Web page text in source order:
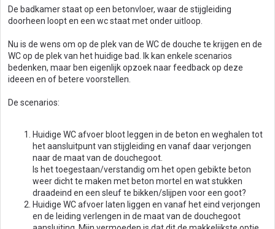
De badkamer staat op een betonvloer, waar de stijgleiding
doorheen loopt en een wc staat met onder uitloop.
Nu is de wens om op de plek van de WC de douche te krijgen en de
WC op de plek van het huidige bad. Ik kan enkele scenarios
bedenken, maar ben eigenlijk opzoek naar feedback op deze
ideeen en of betere voorstellen.
De scenarios:
Huidige WC afvoer bloot leggen in de beton en weghalen tot
het aansluitpunt van stijgleiding en vanaf daar verjongen
naar de maat van de douchegoot.
Is het toegestaan/verstandig om het open gebikte beton
weer dicht te maken met beton mortel en wat stukken
draadeind en een sleuf te bikken/slijpen voor een goot?
Huidige WC afvoer laten liggen en vanaf het eind verjongen
en de leiding verlengen in de maat van de douchegoot